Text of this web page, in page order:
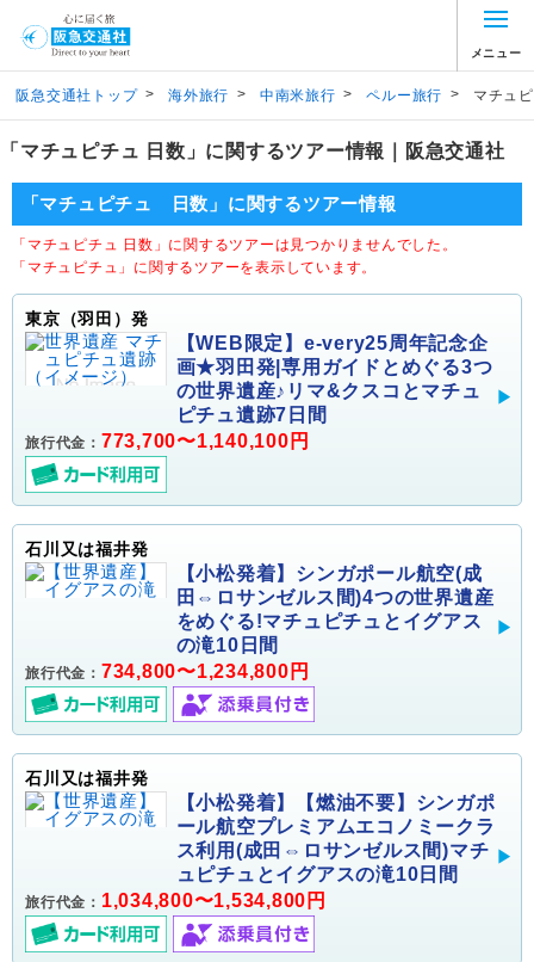
メニュー
阪急交通社トップ > 海外旅行 > 中南米旅行 > ペルー旅行 > マチュ
「マチュピチュ 日数」に関するツアー情報｜阪急交通社
「マチュピチュ 日数」に関するツアー情報
「マチュピチュ 日数」に関するツアーは見つかりませんでした。
「マチュピチュ」に関するツアーを表示しています。
東京（羽田）発
【WEB限定】e-very25周年記念企
画★羽田発|専用ガイドとめぐる3つ
の世界遺産♪リマ&クスコとマチュ
ピチュ遺跡7日間
旅行代金： 773,700〜1,140,100円
石川又は福井発
【小松発着】シンガポール航空(成
田⇔ロサンゼルス間)4つの世界遺産
をめぐる!マチュピチュとイグアス
の滝10日間
旅行代金： 734,800〜1,234,800円
石川又は福井発
【小松発着】【燃油不要】シンガポ
ール航空プレミアムエコノミークラ
ス利用(成田⇔ロサンゼルス間)マチ
ュピチュとイグアスの滝10日間
旅行代金： 1,034,800〜1,534,800円